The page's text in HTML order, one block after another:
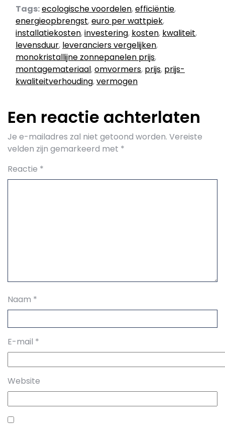
Tags:ecologische voordelen,efficiëntie,
energieopbrengst,euro per wattpiek,
installatiekosten,investering, kosten, kwaliteit,
levensduur, leveranciers vergelijken,
monokristallijne zonnepanelen prijs,
montagemateriaal,omvormers, prijs, prijs-
kwaliteitverhouding,vermogen
Een reactie achterlaten
Je e-mailadres zal niet getoond worden. Vereiste
velden zijn gemarkeerd met *
Reactie *
Naam *
E-mail *
Website